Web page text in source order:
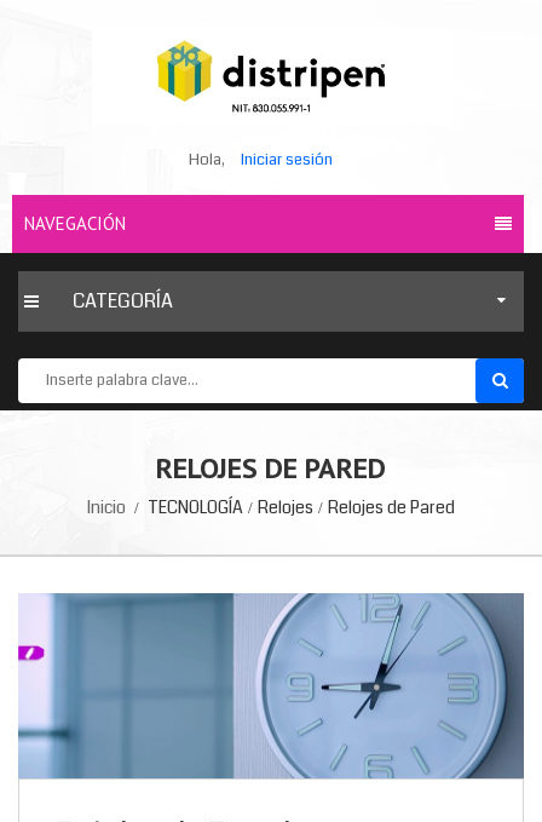
Hola, Iniciar sesión
NAVEGACIÓN
CATEGORÍA
RELOJES DE PARED
Inicio TECNOLOGÍA Relojes Relojes de Pared